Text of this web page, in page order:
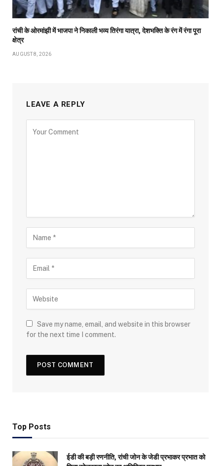
रांची के ओरमांझी में भाजपा ने निकाली भव्य तिरंगा यात्रा, देशभक्ति के रंग में रंगा पूरा
क्षेत्र
AUGUST 8, 2026
LEAVE A REPLY
Save my name, email, and website in this browser
for the next time I comment.
Top Posts
ईडी की बड़ी रणनीति, रांची जोन के जेडी प्रभाकर प्रभात को